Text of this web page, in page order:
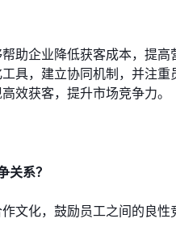
助企业降低获客成本，提
具，建立协同机制，并注
效获客，提升市场竞争力。
关系？
文化，鼓励员工之间的良